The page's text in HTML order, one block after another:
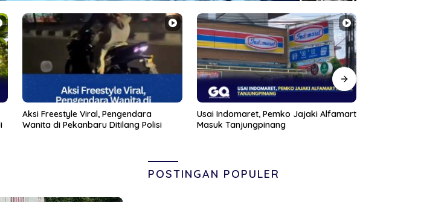
Usai Indomaret, Pemko Jajaki Alfamart
Masuk Tanjungpinang
Anggota DPRD Kepri Januar Robert
Silalahi Reses Perdana di Markas
POSTINGAN POPULER